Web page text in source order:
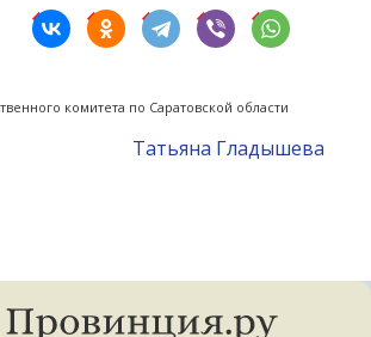
комитета по Саратовской области
Татьяна Гладышева